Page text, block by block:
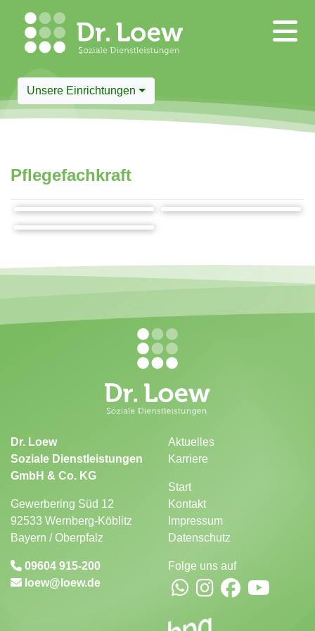
Unsere Einrichtungen
Pflegefachkraft
Dr. Loew
Soziale Dienstleistungen
GmbH & Co. KG
Gewerbering Süd 12
92533 Wernberg-Köblitz
Bayern / Oberpfalz
09604 915-200
loew
loew.de
Aktuelles
Karriere
Start
Kontakt
Impressum
Datenschutz
Folge uns auf